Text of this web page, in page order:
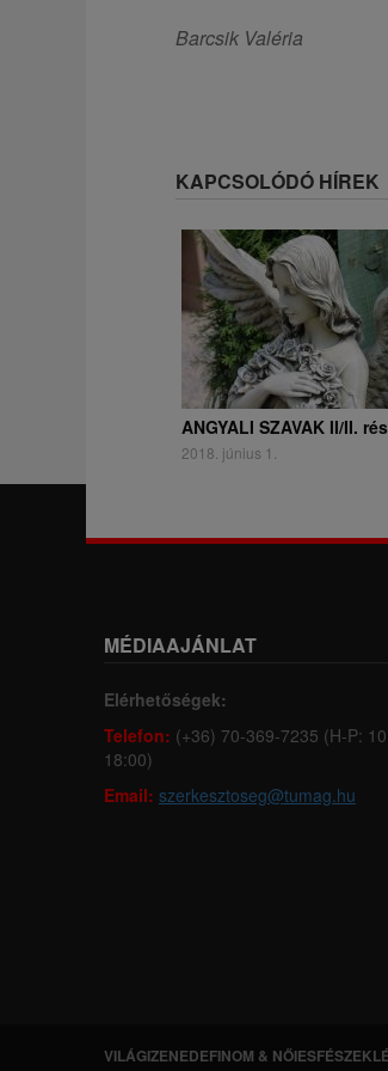
Barcsik Valéria
KAPCSOLÓDÓ HÍREK
ANGYALI SZAVAK II/II.
2018. június 1.
MÉDIAAJÁNLAT
Elérhetőségek:
Telefon: (+36) 70-369-7235 (H-P:
18:00)
Email: szerkesztoseg@tumag.hu
VILÁGIZENEDEFINOM & NŐIESFÉSZEK